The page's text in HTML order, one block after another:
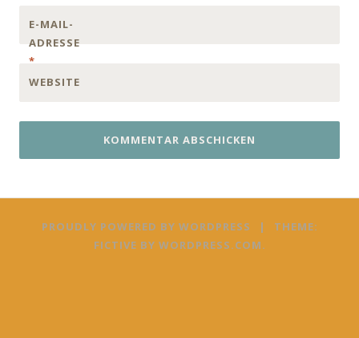
E-MAIL-
ADRESSE
*
WEBSITE
PROUDLY POWERED BY WORDPRESS |
THEME:
FICTIVE BY WORDPRESS.COM.